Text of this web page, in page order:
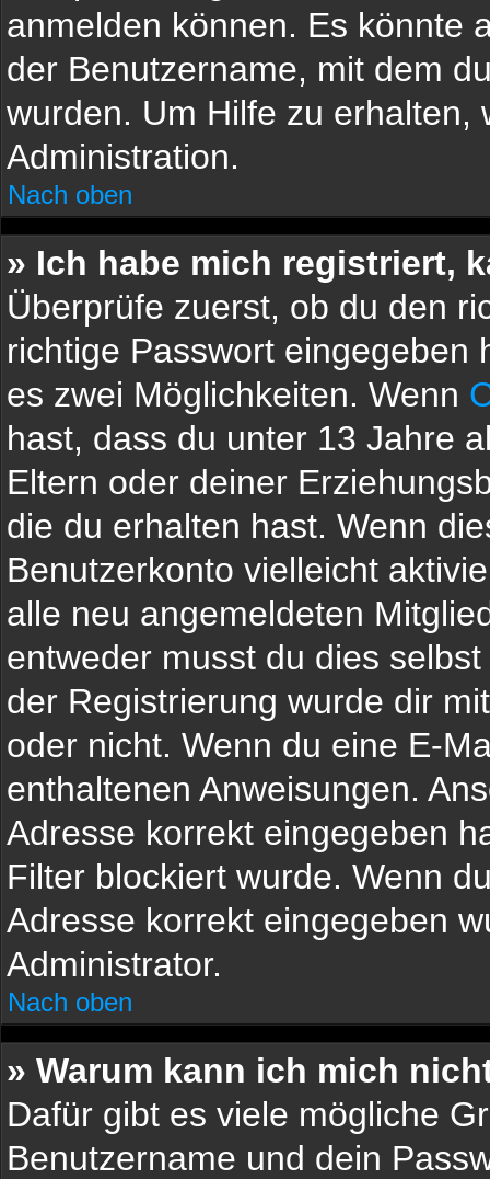
anmelden können. Es könnte
der Benutzername, mit dem
wurden. Um Hilfe zu erhalten,
Administration.
Nach oben
» Ich habe mich registriert,
Überprüfe zuerst, ob du den
richtige Passwort eingegeben
es zwei Möglichkeiten. Wenn
hast, dass du unter 13 Jahre
Eltern oder deiner
die du erhalten hast. Wenn
Benutzerkonto vielleicht
alle neu angemeldeten
entweder musst du dies
der Registrierung wurde dir
oder nicht. Wenn du eine E-
enthaltenen Anweisungen.
Adresse korrekt eingegeben
Filter blockiert wurde. Wenn
Adresse korrekt eingegeben
Administrator.
Nach oben
» Warum kann ich mich
Dafür gibt es viele mögliche
Benutzername und dein